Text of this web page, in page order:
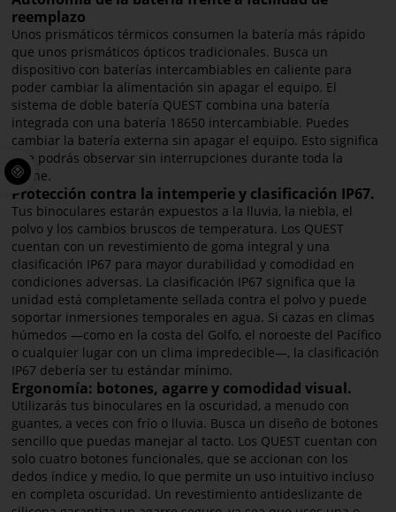
reemplazo
Unos prismáticos térmicos consumen la batería más rápido
que unos prismáticos ópticos tradicionales. Busca un
dispositivo con baterías intercambiables en caliente para
poder cambiar la alimentación sin apagar el equipo. El
sistema de doble batería QUEST combina una batería
integrada con una batería 18650 intercambiable. Puedes
cambiar la batería externa sin apagar el equipo. Esto significa
que podrás observar sin interrupciones durante toda la
noche.
Protección contra la intemperie y clasificación IP67.
Tus binoculares estarán expuestos a la lluvia, la niebla, el
polvo y los cambios bruscos de temperatura. Los QUEST
cuentan con un revestimiento de goma integral y una
clasificación IP67 para mayor durabilidad y comodidad en
condiciones adversas. La clasificación IP67 significa que la
unidad está completamente sellada contra el polvo y puede
soportar inmersiones temporales en agua. Si cazas en climas
húmedos —como en la costa del Golfo, el noroeste del Pacífico
o cualquier lugar con un clima impredecible—, la clasificación
IP67 debería ser tu estándar mínimo.
Ergonomía: botones, agarre y comodidad visual.
Utilizarás tus binoculares en la oscuridad, a menudo con
guantes, a veces con frío o lluvia. Busca un diseño de botones
sencillo que puedas manejar al tacto. Los QUEST cuentan con
solo cuatro botones funcionales, que se accionan con los
dedos índice y medio, lo que permite un uso intuitivo incluso
en completa oscuridad. Un revestimiento antideslizante de